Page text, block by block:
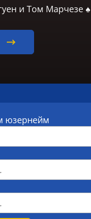
и Том Марчезе
юзернейм